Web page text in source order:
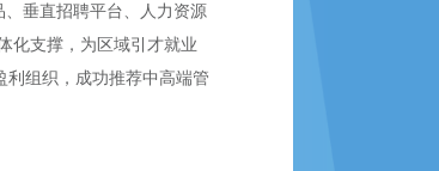
垂直招聘平台、人力资源
化支撑，为区域引才就业
组织，成功推荐中高端管